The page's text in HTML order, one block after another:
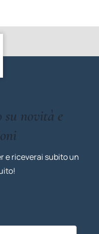
su novità e
e riceverai subito un